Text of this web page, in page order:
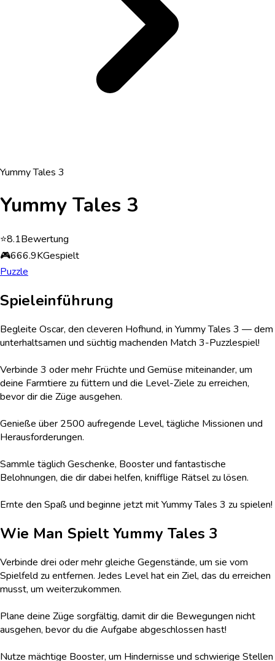
Yummy Tales 3
Yummy Tales 3
⭐8.1Bewertung
🎮666.9KGespielt
Puzzle
Spieleinführung
Begleite Oscar, den cleveren Hofhund, in Yummy Tales 3 — dem
unterhaltsamen und süchtig machenden Match 3-Puzzlespiel!
Verbinde 3 oder mehr Früchte und Gemüse miteinander, um
deine Farmtiere zu füttern und die Level-Ziele zu erreichen,
bevor dir die Züge ausgehen.
Genieße über 2500 aufregende Level, tägliche Missionen und
Herausforderungen.
Sammle täglich Geschenke, Booster und fantastische
Belohnungen, die dir dabei helfen, knifflige Rätsel zu lösen.
Ernte den Spaß und beginne jetzt mit Yummy Tales 3 zu spielen!
Wie Man Spielt Yummy Tales 3
Verbinde drei oder mehr gleiche Gegenstände, um sie vom
Spielfeld zu entfernen. Jedes Level hat ein Ziel, das du erreichen
musst, um weiterzukommen.
Plane deine Züge sorgfältig, damit dir die Bewegungen nicht
ausgehen, bevor du die Aufgabe abgeschlossen hast!
Nutze mächtige Booster, um Hindernisse und schwierige Stellen